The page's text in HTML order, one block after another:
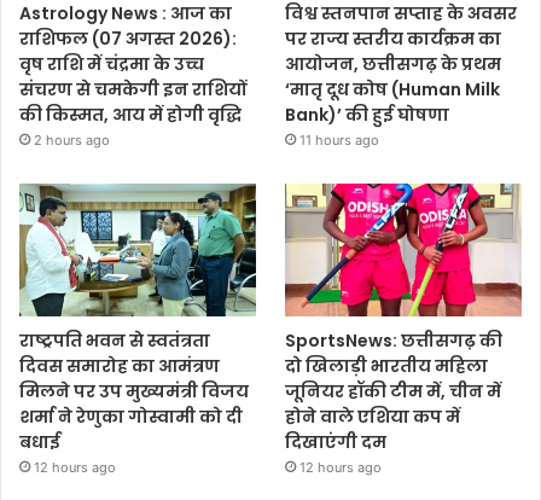
Astrology News : आज का
राशिफल (07 अगस्त 2026):
वृष राशि में चंद्रमा के उच्च
संचरण से चमकेगी इन राशियों
की किस्मत, आय में होगी वृद्धि
2 hours ago
विश्व स्तनपान सप्ताह के अवसर
पर राज्य स्तरीय कार्यक्रम का
आयोजन, छत्तीसगढ़ के प्रथम
‘मातृ दूध कोष (Human Milk
Bank)’ की हुई घोषणा
11 hours ago
राष्ट्रपति भवन से स्वतंत्रता
दिवस समारोह का आमंत्रण
मिलने पर उप मुख्यमंत्री विजय
शर्मा ने रेणुका गोस्वामी को दी
बधाई
12 hours ago
SportsNews: छत्तीसगढ़ की
दो खिलाड़ी भारतीय महिला
जूनियर हॉकी टीम में, चीन में
होने वाले एशिया कप में
दिखाएंगी दम
12 hours ago